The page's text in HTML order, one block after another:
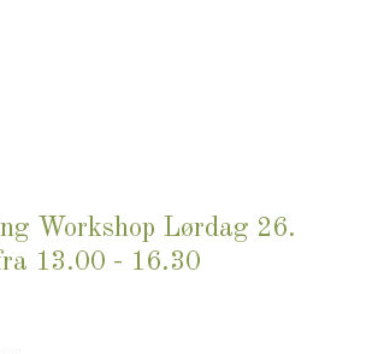
Workshop Lørdag 26.
13.00 - 16.30